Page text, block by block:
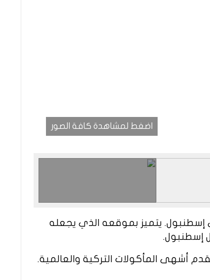
اضغط لمشاهدة كافة الصور
إسطنبول. يتميز بموقعه الذي يجعله
إسطنبول.
أشهى المأكولات التركية والعالمية.